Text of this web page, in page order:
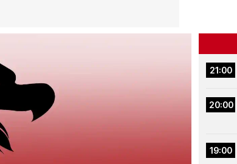
21:00
20:00
19:00